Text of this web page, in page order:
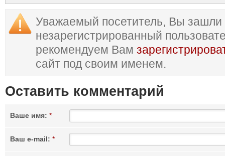
Уважаемый посетитель, Вы зашли
незарегистрированный
рекомендуем Вам
сайт под своим именем.
Оставить комментарий
Ваше имя: *
Ваш e-mail: *